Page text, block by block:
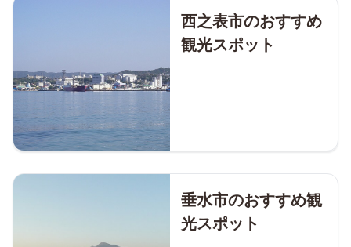
西之表市のおすすめ
観光スポット
垂水市のおすすめ観
光スポット